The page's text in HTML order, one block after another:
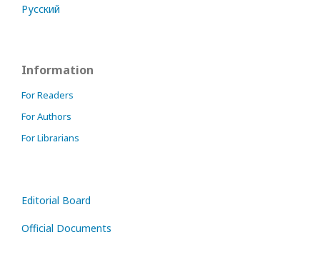
Русский
Information
For Readers
For Authors
For Librarians
Editorial Board
Official Documents